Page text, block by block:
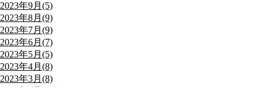
2023年9月(5)
2023年8月(9)
2023年7月(9)
2023年6月(7)
2023年5月(5)
2023年4月(8)
2023年3月(8)